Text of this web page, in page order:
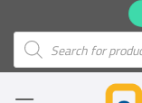
contenido
Búsqueda
productos